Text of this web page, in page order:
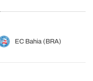
EC Bahia (BRA)